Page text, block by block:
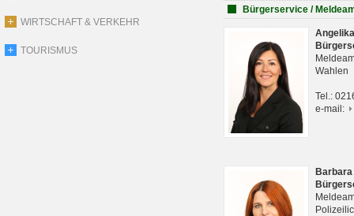
WIRTSCHAFT & VERKEHR
TOURISMUS
Bürgerservice /
Wahlen
Tel.:
e-mail: